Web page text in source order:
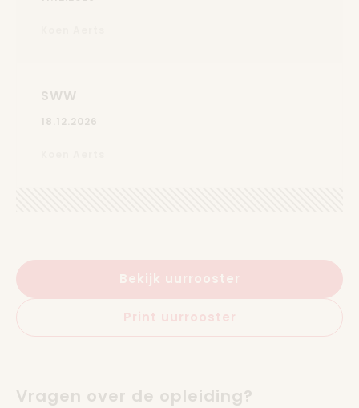
SWW
18.12.2026
Bekijk uurrooster
Print uurrooster
Vragen over de opleiding?